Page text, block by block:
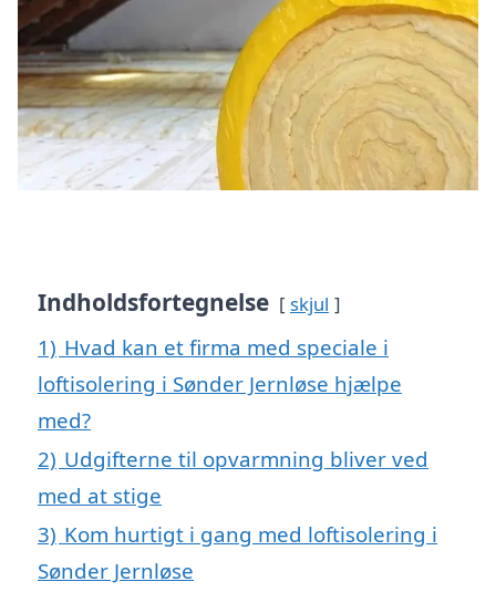
Indholdsfortegnelse skjul
1) Hvad kan et firma med speciale i
loftisolering i Sønder Jernløse hjælpe
med?
2) Udgifterne til opvarmning bliver ved
med at stige
3) Kom hurtigt i gang med loftisolering i
Sønder Jernløse